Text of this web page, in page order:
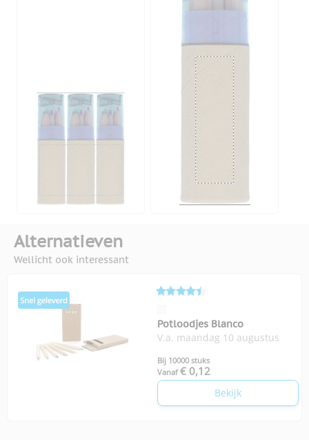
Alternatieven
Wellicht ook interessant
Potloodjes Blanco
V.a. maandag 10 augustus
Bij 10000 stuks
Vanaf € 0,12
Bekijk